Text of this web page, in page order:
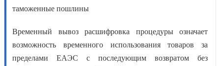
таможенные пошлины
Временный вывоз расшифровка процедуры означает
возможность временного использования товаров за
пределами ЕАЭС с последующим возвратом без